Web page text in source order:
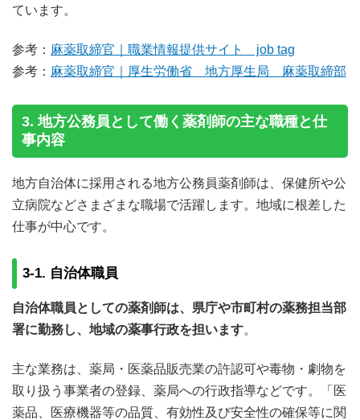
ています。
参考： 麻薬取締官｜職業情報提供サイト job tag
参考： 麻薬取締官｜厚生労働省 地方厚生局 麻薬取締部
3. 地方公務員として働く薬剤師の主な職種と仕
事内容
地方自治体に採用される地方公務員薬剤師は、保健所や公
立病院などさまざまな職場で活躍します。地域に根差した
仕事が中心です。
3-1. 自治体職員
自治体職員としての薬剤師は、県庁や市町村の薬務担当部
署に勤務し、地域の薬事行政を担います。
主な業務は、薬局・医薬品販売業の許認可や毒物・劇物を
取り扱う事業者の登録、薬局への行政指導などです。「医
薬品、医療機器等の品質、有効性及び安全性の確保等に関